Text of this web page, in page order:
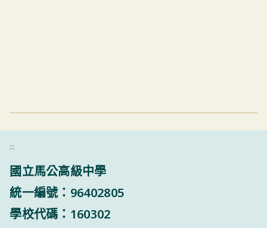
:::
國立馬公高級中學
統一編號：96402805
學校代碼：160302